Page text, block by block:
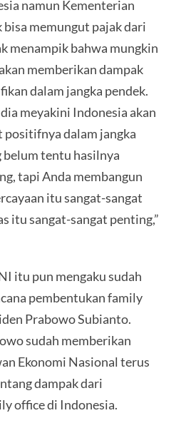
namun Kementerian
memungut pajak dari
menampik bahwa mungkin
memberikan dampak
dalam jangka pendek.
meyakini Indonesia akan
positifnya dalam jangka
belum tentu hasilnya
tapi Anda membangun
itu sangat-sangat
itu sangat-sangat penting,”
itu pun mengaku sudah
pembentukan family
Prabowo Subianto.
sudah memberikan
Ekonomi Nasional terus
dampak dari
office di Indonesia.